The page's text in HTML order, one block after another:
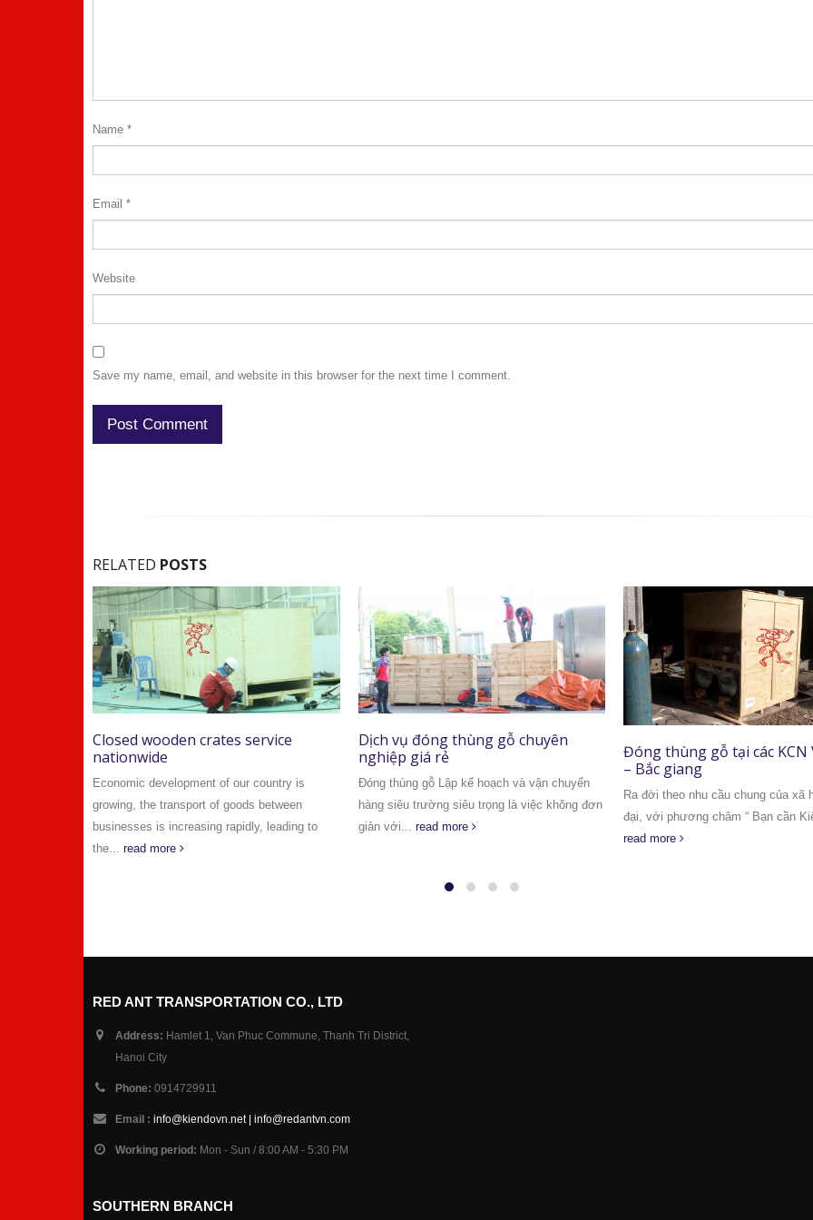
Name *
Email *
Website
Save my name, email, and website in this browser for the next time I comment.
RELATED POSTS
Dịch vụ đóng thùng gỗ chuyên
nghiệp giá rẻ
Đóng thùng gỗ Lập kế hoạch và vận chuyển
hàng siêu trường siêu trọng là việc không đơn
giản với...read more
Đóng thùng gỗ tại các KCN Việt Yên
– Bắc giang
Đóng thùng gỗ máy móc tại
Liên Chiểu – Đà Nẵng
Công ty chúng tôi được thành lập
năm kinh nghiệm đóng thùng gỗ,
đội...
read more